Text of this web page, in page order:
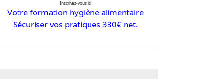
Inscrivez-vous ici
Votre formation hygiène alimentaire
Sécuriser vos pratiques 380€ net.